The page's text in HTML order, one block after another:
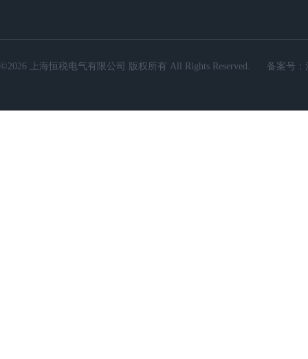
©2026 上海恒税电气有限公司 版权所有 All Rights Reserved. 备案号：